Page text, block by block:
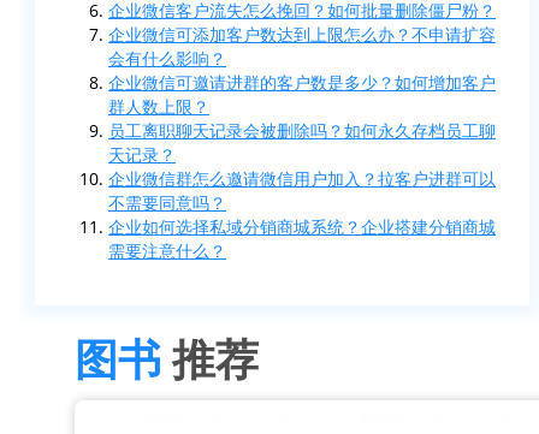
企业微信客户流失怎么挽回？如何批量删除僵尸粉？
企业微信可添加客户数达到上限怎么办？不申请扩容
会有什么影响？
企业微信可邀请进群的客户数是多少？如何增加客户
群人数上限？
员工离职聊天记录会被删除吗？如何永久存档员工聊
天记录？
企业微信群怎么邀请微信用户加入？拉客户进群可以
不需要同意吗？
企业如何选择私域分销商城系统？企业搭建分销商城
需要注意什么？
图书推荐